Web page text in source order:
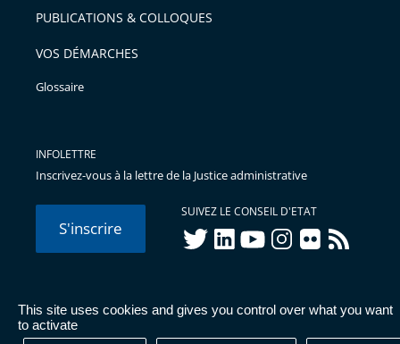
This site uses cookies and gives you control over what you want
to activate
PUBLICATIONS & COLLOQUES
VOS DÉMARCHES
Glossaire
INFOLETTRE
Inscrivez-vous à la lettre de la Justice administrative
S'inscrire
SUIVEZ LE CONSEIL D'ETAT
twitterlinkedInyoutubeinstagram
flickr rss
© Conseil d'État 2026 - Mentions légales
Données
personnelles-Publications administratives-Accessibilité :